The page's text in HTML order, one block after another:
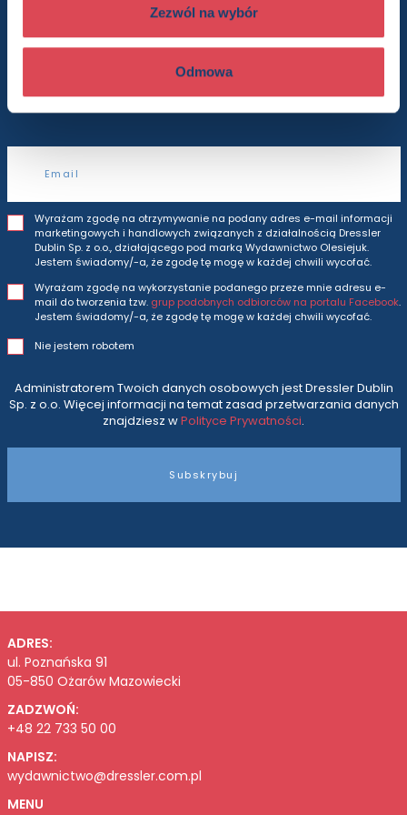
Zezwól na wybór
Odmowa
do newslettera
Będziesz otrzymywać wszytkie nasze nowości
i ofertyprosto do Twojej skrzynki odbiorczej.
Wyrażam zgodę na otrzymywanie na podany adres e-mail informacji
marketingowych i handlowych związanych z działalnością Dressler
Dublin Sp. z o.o., działającego pod marką Wydawnictwo Olesiejuk.
Jestem świadomy/-a, że zgodę tę mogę w każdej chwili wycofać.
Wyrażam zgodę na wykorzystanie podanego przeze mnie adresu e-
mail do tworzenia tzw. grup podobnych odbiorców na portalu Facebook.
Jestem świadomy/-a, że zgodę tę mogę w każdej chwili wycofać.
Nie jestem robotem
Administratorem Twoich danych osobowych jest Dressler Dublin
Sp. z o.o. Więcej informacji na temat zasad przetwarzania danych
znajdziesz wPolityce Prywatności.
Subskrybuj
ADRES:
ul. Poznańska 91
05-850 Ożarów Mazowiecki
ZADZWOŃ:
+48 22 733 50 00
NAPISZ:
wydawnictwo@dressler.com.pl
MENU